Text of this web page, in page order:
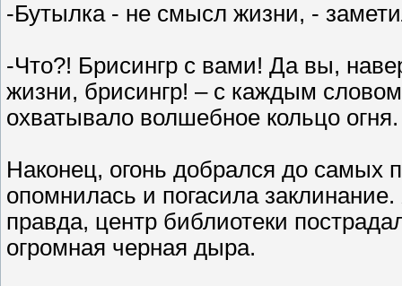
-Бутылка - не смысл жизни, -
-Что?! Брисингр с вами! Да вы,
жизни, брисингр! – с каждым
охватывало волшебное кольцо огня.
Наконец, огонь добрался до самых
опомнилась и погасила
правда, центр библиотеки
огромная черная дыра.